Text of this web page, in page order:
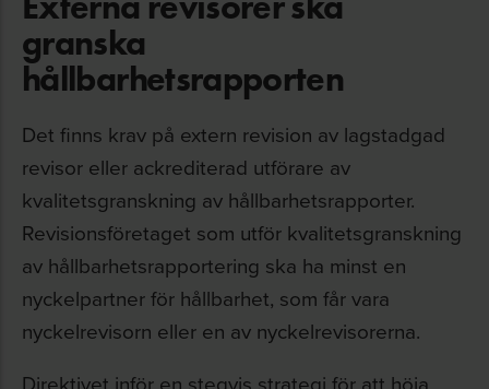
granska
hållbarhetsrapporten
Det finns krav på extern revision av lagstadgad
revisor eller ackrediterad utförare av
kvalitetsgranskning av hållbarhetsrapporter.
Revisionsföretaget som utför kvalitetsgranskning
av hållbarhetsrapportering ska ha minst en
nyckelpartner för hållbarhet, som får vara
nyckelrevisorn eller en av nyckelrevisorerna.
Direktivet inför en stegvis strategi för att höja